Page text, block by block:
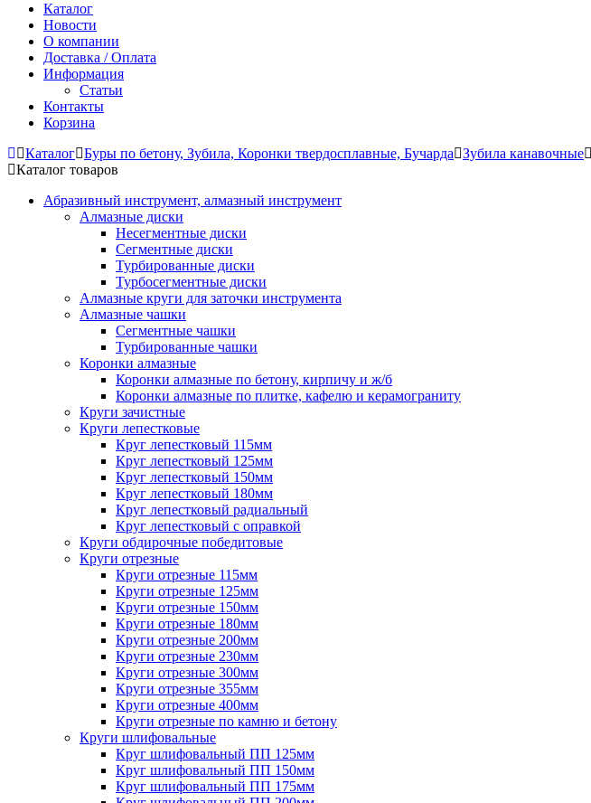
Каталог
Новости
О компании
Доставка / Оплата
Информация
Статьи
Контакты
Корзина
Каталог Буры по бетону, Зубила, Коронки твердосплавные, Бучарда Зубила канавочные
Каталог товаров
Абразивный инструмент, алмазный инструмент
Алмазные диски
Несегментные диски
Сегментные диски
Турбированные диски
Турбосегментные диски
Алмазные круги для заточки инструмента
Алмазные чашки
Сегментные чашки
Турбированные чашки
Коронки алмазные
Коронки алмазные по бетону, кирпичу и ж/б
Коронки алмазные по плитке, кафелю и керамограниту
Круги зачистные
Круги лепестковые
Круг лепестковый 115мм
Круг лепестковый 125мм
Круг лепестковый 150мм
Круг лепестковый 180мм
Круг лепестковый радиальный
Круг лепестковый с оправкой
Круги обдирочные победитовые
Круги отрезные
Круги отрезные 115мм
Круги отрезные 125мм
Круги отрезные 150мм
Круги отрезные 180мм
Круги отрезные 200мм
Круги отрезные 230мм
Круги отрезные 300мм
Круги отрезные 355мм
Круги отрезные 400мм
Круги отрезные по камню и бетону
Круги шлифовальные
Круг шлифовальный ПП 125мм
Круг шлифовальный ПП 150мм
Круг шлифовальный ПП 175мм